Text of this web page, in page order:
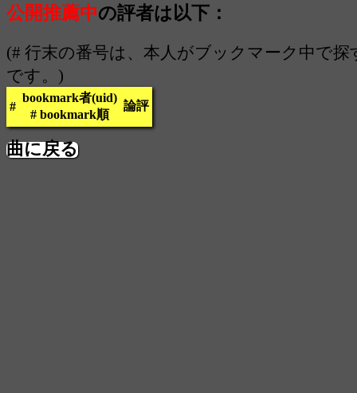
公開推薦中の評者は以下：
(# 行末の番号は、本人がブックマーク中で探
です。)
#
bookmark者(uid)
# bookmark順
論評
曲に戻る